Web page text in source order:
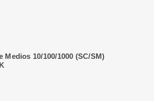
Medios 10/100/1000 (SC/SM)